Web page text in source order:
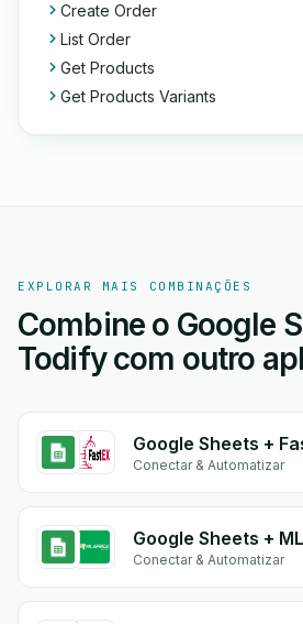
Create Order
List Order
Get Products
Get Products Variants
EXPLORAR MAIS COMBINAÇÕES
Combine o Google
Todify com outro
Google Sheets +
Conectar & Automatizar
Google Sheets +
Conectar & Automatizar